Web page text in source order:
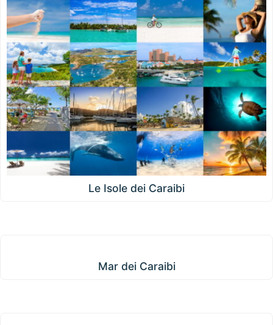
Le Isole dei Caraibi
Mar dei Caraibi